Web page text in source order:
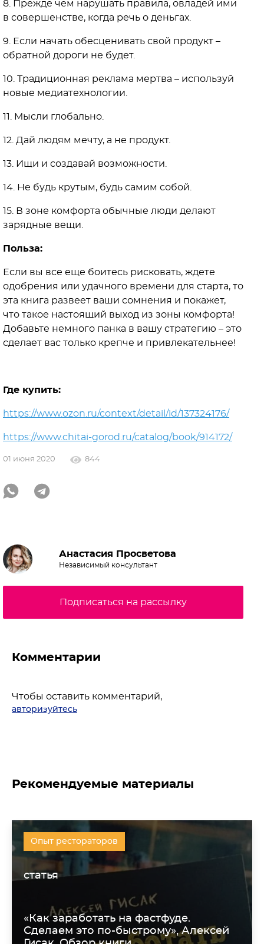
8. Прежде чем нарушать правила, овладей ими
в совершенстве, когда речь о деньгах.
9. Если начать обесценивать свой продукт –
обратной дороги не будет.
10. Традиционная реклама мертва – используй
новые медиатехнологии.
11. Мысли глобально.
12. Дай людям мечту, а не продукт.
13. Ищи и создавай возможности.
14. Не будь крутым, будь самим собой.
15. В зоне комфорта обычные люди делают
зарядные вещи.
Польза:
Если вы все еще боитесь рисковать, ждете
одобрения или удачного времени для старта, то
эта книга развеет ваши сомнения и покажет,
что такое настоящий выход из зоны комфорта!
Добавьте немного панка в вашу стратегию – это
сделает вас только крепче и привлекательнее!
Где купить:
https://www.ozon.ru/context/detail/id/137324176/
https://www.chitai-gorod.ru/catalog/book/914172/
01 июня 2020 844
Анастасия Просветова
Независимый консультант
Подписаться на рассылку
Комментарии
Чтобы оставить комментарий,
авторизуйтесь
Рекомендуемые материалы
Опыт рестораторов
статья
«Как заработать на фастфуде.
Сделаем это по-быстрому», Алексей